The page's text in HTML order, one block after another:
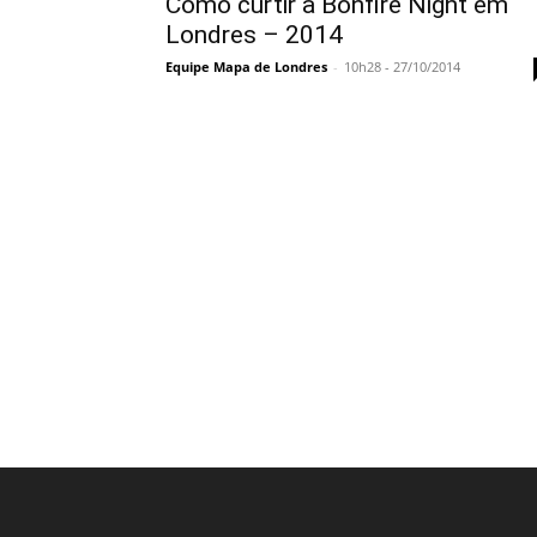
Londres – 2014
Equipe Mapa de Londres - 10h28 - 27/10/2014